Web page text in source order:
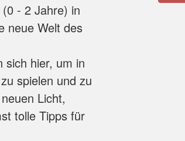
- 2 Jahre) in
neue Welt des
sich hier, um in
spielen und zu
Licht,
tolle Tipps für